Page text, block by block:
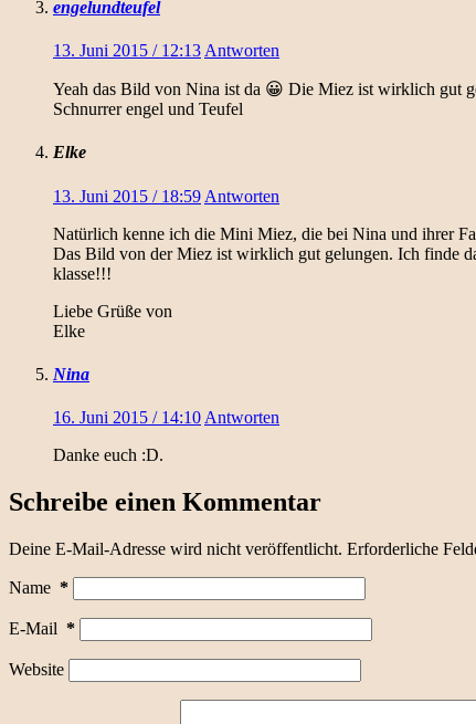
engelundteufel
13. Juni 2015 / 12:13 Antworten
Yeah das Bild von Nina ist da 😀 Die Miez ist wirklich gut
Schnurrer engel und Teufel
Elke
13. Juni 2015 / 18:59 Antworten
Natürlich kenne ich die Mini Miez, die bei Nina und ihrer
Das Bild von der Miez ist wirklich gut gelungen. Ich finde
klasse!!!
Liebe Grüße von
Elke
Nina
16. Juni 2015 / 14:10 Antworten
Danke euch :D.
Schreibe einen Kommentar
Deine E-Mail-Adresse wird nicht veröffentlicht. Erforderliche
Name *
E-Mail *
Website